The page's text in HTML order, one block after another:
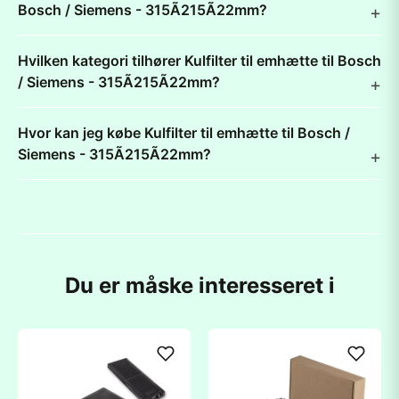
Bosch / Siemens - 315Ã215Ã22mm?
Hvilken kategori tilhører Kulfilter til emhætte til Bosch
/ Siemens - 315Ã215Ã22mm?
Hvor kan jeg købe Kulfilter til emhætte til Bosch /
Siemens - 315Ã215Ã22mm?
Du er måske interesseret i